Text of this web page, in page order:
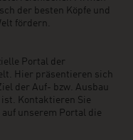
der besten Köpfe und
fördern.
Portal der
Hier präsentieren sich
der Auf- bzw. Ausbau
Kontaktieren Sie
auf unserem Portal die